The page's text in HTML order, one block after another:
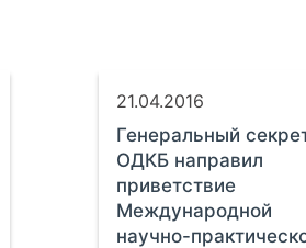
21.04.2016
Генеральный
ОДКБ направил
приветствие
Международной
научно-